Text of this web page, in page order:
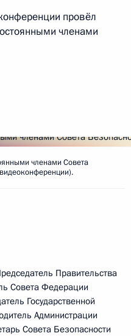
провёл
членами
членами Совета
Правительства
Совета Федерации
Государственной
Администрации
Совета Безопасности